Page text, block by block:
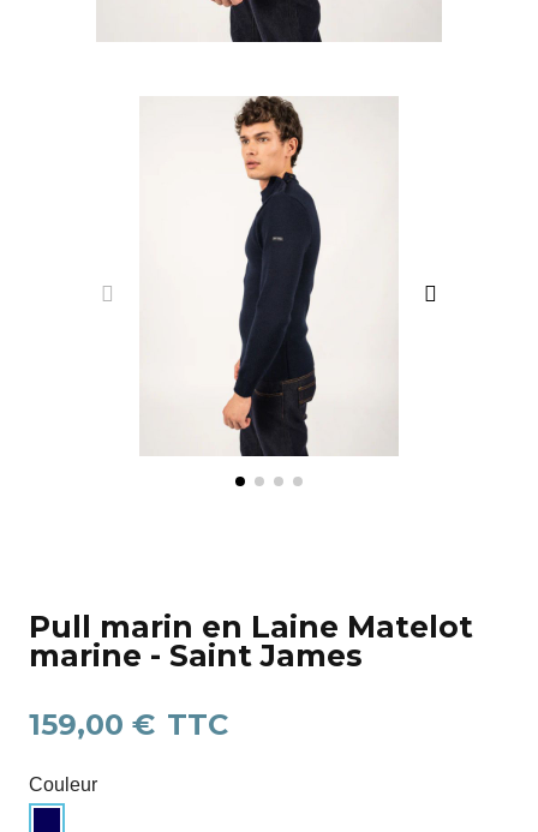
Pull marin en Laine Matelot
marine - Saint James
159,00 € TTC
Couleur